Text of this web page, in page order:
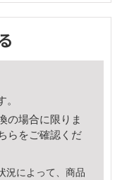
の場合に限りま
ら をご確認くだ
況によって、商品